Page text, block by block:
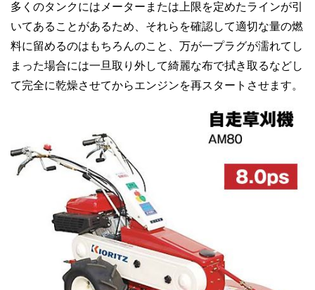
多くのタンクにはメーターまたは上限を定めたラインが引
いてあることがあるため、それらを確認して適切な量の燃
料に留めるのはもちろんのこと、万が一プラグが濡れてし
まった場合には一旦取り外して綺麗な布で拭き取るなどし
て完全に乾燥させてからエンジンを再スタートさせます。